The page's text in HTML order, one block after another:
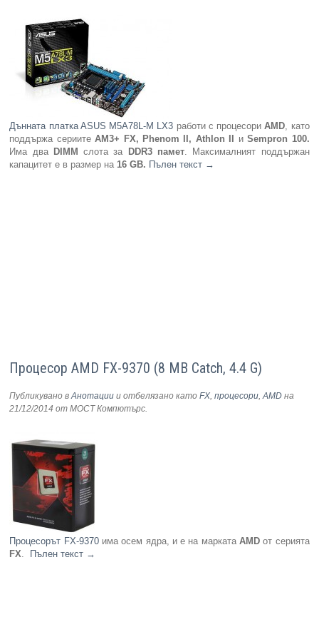
Дъннaта платкa ASUS M5A78L-M LX3 работи с процесориAMD, като
поддържа сериитеAM3+ FX, Phenom II, Athlon II иSempron 100.
Има два DIMM слота за DDR3 памет. Максималният поддържан
капацитет е в размер на16 GB. Пълен текст →
Процесор AMD FX-9370 (8 MB Catch, 4.4 G)
Публикувано вАнотации и отбелязано катоFX,процесори,AMD на
21/12/2014 от МОСТ Компютърс.
Процесорът FX-9370има осем ядра, и е на марката AMD от серията
FX. Пълен текст →